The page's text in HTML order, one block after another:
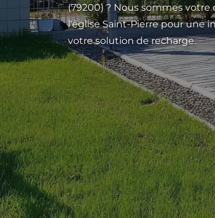
(79200) ? Nous sommes
l'église Saint-Pierre pour une
votre solution de recharge.